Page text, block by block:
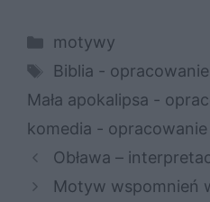
Kategorie
motywy
Tagi
Biblia - opracowanie
Mała apokalipsa -
komedia - opracowanie
Obława –
Motyw wspomnień